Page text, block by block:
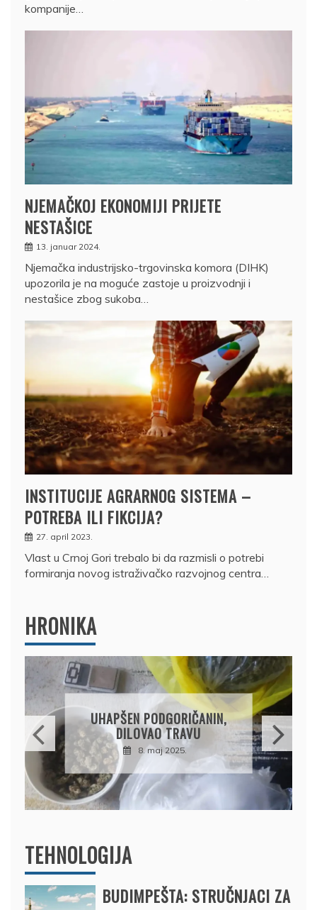
kompanije…
NJEMAČKOJ EKONOMIJI PRIJETE
NESTAŠICE
13. januar 2024.
Njemačka industrijsko-trgovinska komora (DIHK)
upozorila je na moguće zastoje u proizvodnji i
nestašice zbog sukoba…
INSTITUCIJE AGRARNOG SISTEMA –
POTREBA ILI FIKCIJA?
27. april 2023.
Vlast u Crnoj Gori trebalo bi da razmisli o potrebi
formiranja novog istraživačko razvojnog centra…
HRONIKA
DRŽAVLJANIN RUSIJE
OSUMNJIČEN DA JE
PRODAO TUĐI BMW,
DRŽAVU NAPUSTIO
BRODOM
12. februar 2025.
TEHNOLOGIJA
BUDIMPEŠTA: STRUČNJACI ZA